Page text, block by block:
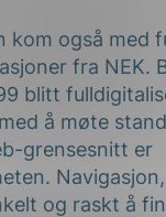
kom også med
fra NEK.
blitt
å møte
grensesnitt er
og raskt å